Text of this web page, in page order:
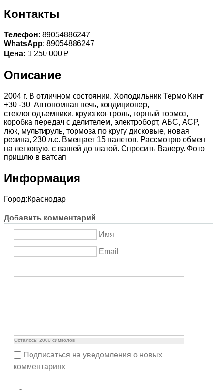
Контакты
Телефон: 89054886247
WhatsApp: 89054886247
Цена: 1 250 000 ₽
Описание
2004 г. В отличном состоянии. Холодильник Термо Кинг
+30 -30. Автономная печь, кондиционер,
стеклоподъемники, круиз контроль, горный тормоз,
коробка передач с делителем, электроборт, АБС, АСР,
люк, мультируль, тормоза по кругу дисковые, новая
резина, 230 л.с. Вмещает 15 палетов. Рассмотрю обмен
на легковую, с вашей доплатой. Спросить Валеру. Фото
пришлю в ватсап
Информация
Город:Краснодар
Добавить комментарий
Имя
Email
Осталось: 2000 символов
Подписаться на уведомления о новых
комментариях